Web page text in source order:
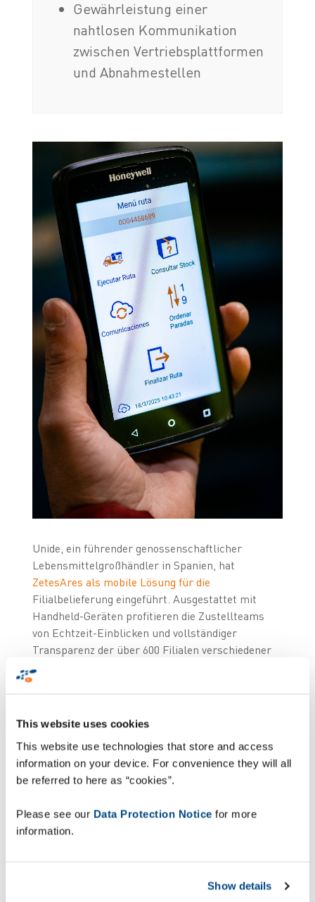
This website uses cookies
This website use technologies that store and access
information on your device. For convenience they will all
be referred to here as “cookies”.
Please see our Data Protection Notice for more
information.
Show details
Gewährleistung einer
nahtlosen Kommunikation
zwischen Vertriebsplattformen
und Abnahmestellen
Unide, ein führender genossenschaftlicher
Lebensmittelgroßhändler in Spanien, hat
ZetesAres als mobile Lösung für die
Filialbelieferung eingeführt. Ausgestattet mit
Handheld-Geräten profitieren die Zustellteams
von Echtzeit-Einblicken und vollständiger
Transparenz der über 600 Filialen verschiedener
Ketten (Unide Market, Unide Supermercados,
Unide Alimentación und Udaco). Dadurch werden
betriebliche Effizienz erheblich gesteigert.
Herausforderungen im
Vertrieb meistern
Unide stand vor zwei großen Herausforderungen:
senken und den Filialen transparente Einblicke in